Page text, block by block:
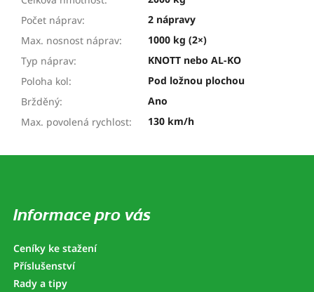
Počet náprav:
2 nápravy
Max. nosnost náprav:
1000 kg (2×)
Typ náprav:
KNOTT nebo AL-KO
Poloha kol:
Pod ložnou plochou
Bržděný:
Ano
Max. povolená rychlost: 130 km/h
Informace pro vás
Ceníky ke stažení
Příslušenství
Rady a tipy